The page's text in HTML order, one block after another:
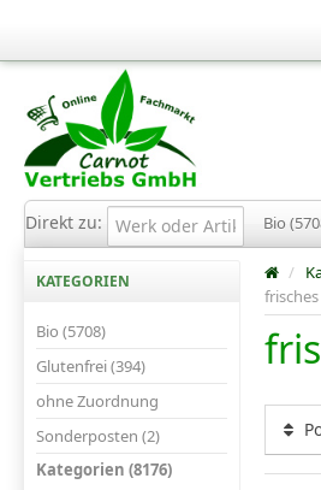
Direkt zu: Bio
KATEGORIEN
Bio (5708)
Glutenfrei (394)
ohne Zuordnung
Sonderposten (2)
Kategorien (8176)
/